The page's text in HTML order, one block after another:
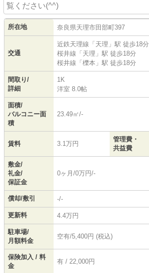
覧ください(^^)
所在地 奈良県天理市田部町397
交通
近鉄天理線 「 天理 」駅 徒歩18分
桜井線 「 天理 」駅 徒歩18分
桜井線 「 櫟本 」駅 徒歩18分
間取り/
詳細
1K
洋室 8.0帖
面積/
バルコニー面
積
23.49㎡/-
賃料 3.1万円
管理費・
共益費
敷金/
礼金/
保証金
0ヶ月/0万円/-
償却/敷引 -/-
更新料 4.4万円
駐車場/
月額料金
空有/5,400円 (税込)
保険加入 / 料
金
有 / 22,000円